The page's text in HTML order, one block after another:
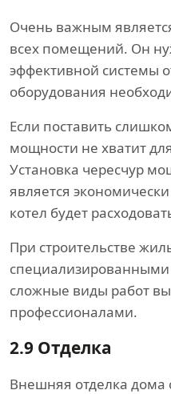
Очень важным
всех помещений. Он
эффективной системы
оборудования
Если поставить
мощности не хватит
Установка чересчур
является
котел будет
При строительстве
сложные виды работ
профессионалами.
2.9 Отделка
Внешняя отделка